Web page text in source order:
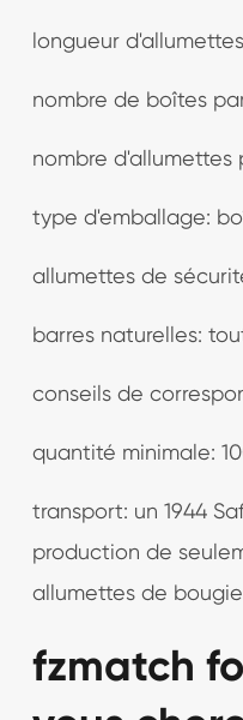
longueur
nombre de boîtes
nombre d'allumettes
type d'emballage:
allumettes de
barres naturelles:
conseils de
quantité minimale:
transport: un 1944
production de
allumettes de
fzmatch